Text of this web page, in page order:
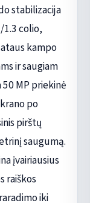
stabilizacija
1.3 colio,
kampo
ir saugiam
MP priekinė
po
pirštų
saugumą.
įvairiausius
raiškos
iki